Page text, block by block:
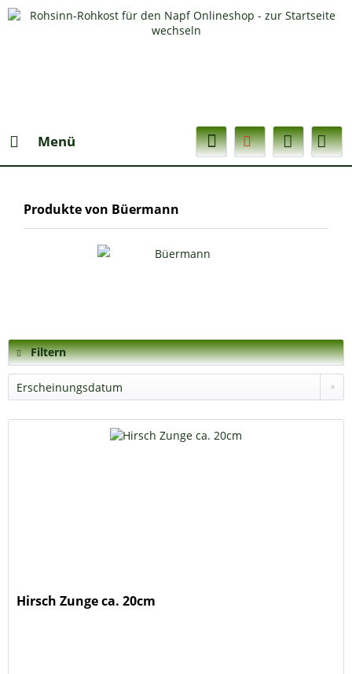
Menü
Produkte von Büermann
Filtern
Hirsch Zunge ca. 20cm